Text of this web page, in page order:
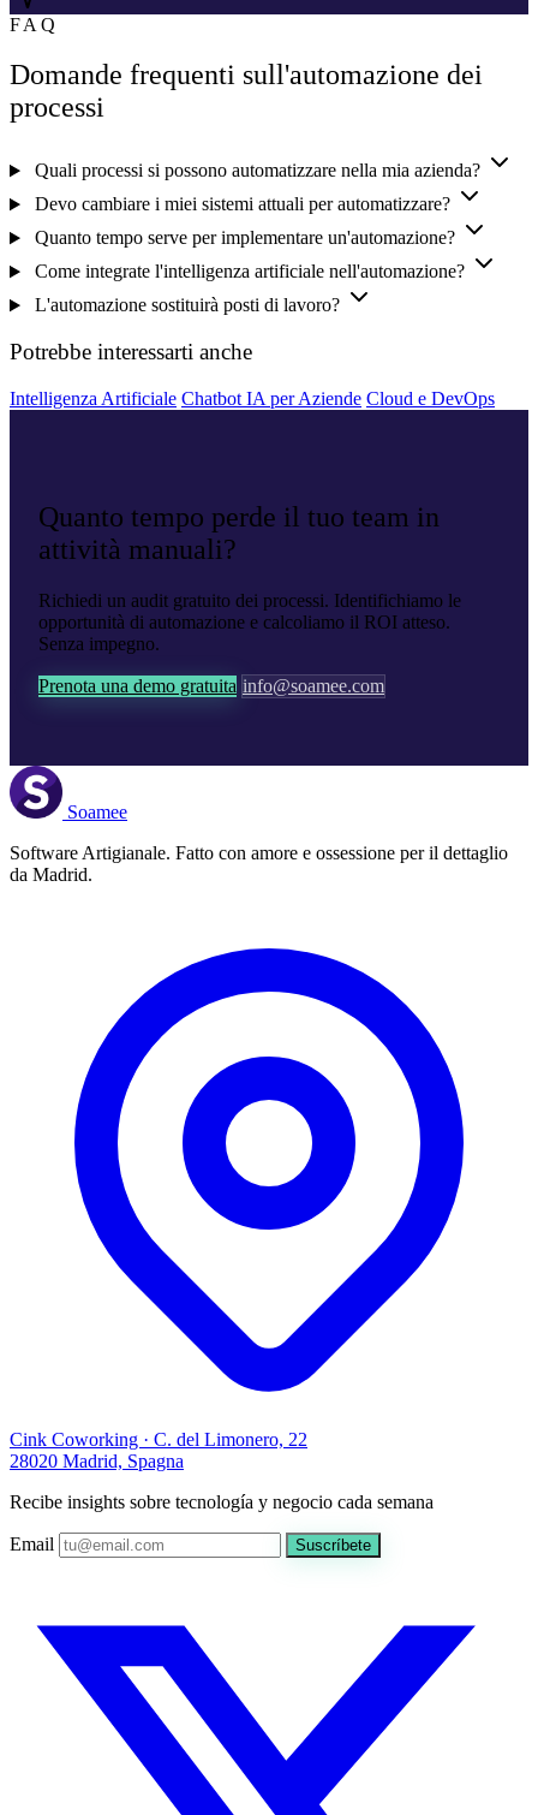
FAQ
Domande frequenti sull'automazione dei
processi
Quali processi si possono automatizzare nella mia azienda?
Devo cambiare i miei sistemi attuali per automatizzare?
Quanto tempo serve per implementare un'automazione?
Come integrate l'intelligenza artificiale nell'automazione?
L'automazione sostituirà posti di lavoro?
Potrebbe interessarti anche
Intelligenza Artificiale Chatbot IA per Aziende Cloud e DevOps
Quanto tempo perde il tuo team in
attività manuali?
Richiedi un audit gratuito dei processi. Identifichiamo le
opportunità di automazione e calcoliamo il ROI atteso.
Senza impegno.
Prenota una demo gratuita info@soamee.com
Soamee
Software Artigianale. Fatto con amore e ossessione per il dettaglio
da Madrid.
Cink Coworking · C. del Limonero, 22
28020 Madrid, Spagna
Recibe insights sobre tecnología y negocio cada semana
Email Suscríbete